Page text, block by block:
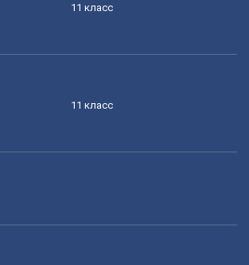
11 класс
11 класс